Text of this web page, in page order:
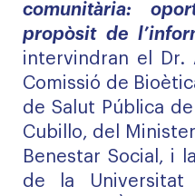
comunitària:
propòsit de
intervindran el Dr.
Comissió de
de Salut Pública
Cubillo, del
Benestar Social, i
de la Universitat